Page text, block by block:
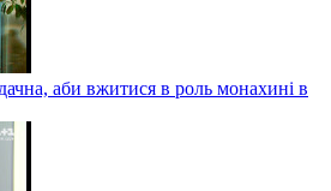
аби вжитися в роль монахині в